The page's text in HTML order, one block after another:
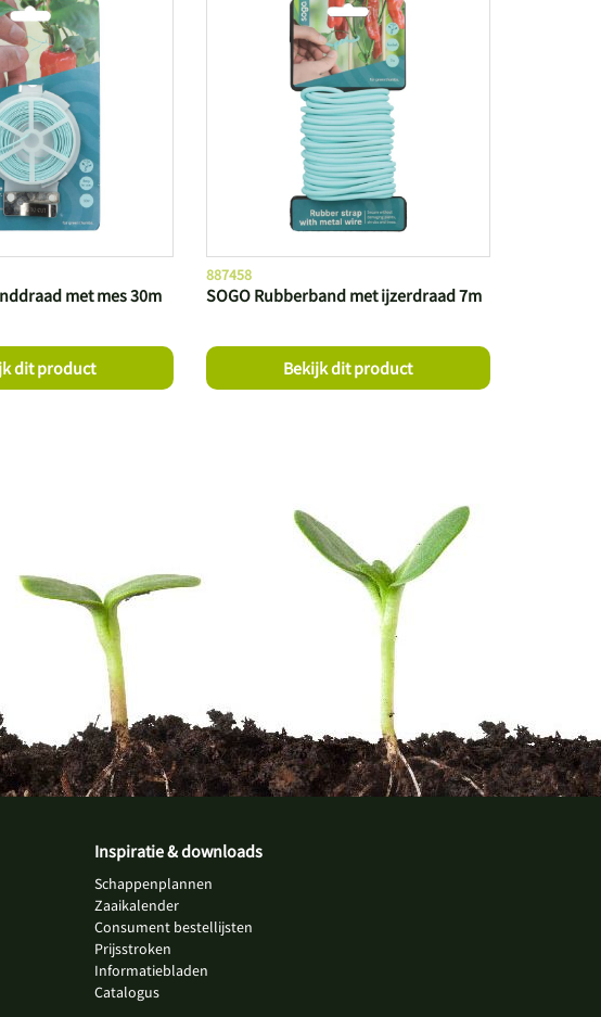
met mes 30m
dit product
SOGO Rubberband met ijzerdraad 7m
887458
Bekijk dit product
Inspiratie & downloads
Schappenplannen
Zaaikalender
Consument bestellijsten
Prijsstroken
Informatiebladen
Catalogus